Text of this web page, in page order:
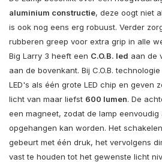
aluminium constructie, deze oogt niet
is ook nog eens erg robuust. Verder
rubberen greep voor extra grip in alle
Big Larry 3 heeft een C.O.B. led aan de
aan de bovenkant. Bij C.O.B.
LED's als één grote LED chip en geven
licht van maar liefst 600 lumen. De
een magneet, zodat de lamp
opgehangen kan worden. Het
gebeurt met één druk, het vervolgens
vast te houden tot het gewenste licht